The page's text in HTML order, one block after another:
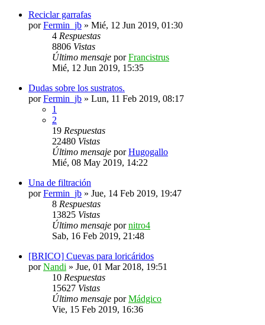
Reciclar garrafas
porFermin_jb » Mié, 12 Jun 2019, 01:30
4 Respuestas
8806 Vistas
Último mensaje porFrancistrus
Mié, 12 Jun 2019, 15:35
Dudas sobre los sustratos.
porFermin_jb » Lun, 11 Feb 2019, 08:17
1
2
19 Respuestas
22480 Vistas
Último mensaje porHugogallo
Mié, 08 May 2019, 14:22
Una de filtración
porFermin_jb » Jue, 14 Feb 2019, 19:47
8 Respuestas
13825 Vistas
Último mensaje pornitro4
Sab, 16 Feb 2019, 21:48
[BRICO] Cuevas para loricáridos
porNandi » Jue, 01 Mar 2018, 19:51
10 Respuestas
15627 Vistas
Último mensaje porMádgico
Vie, 15 Feb 2019, 16:36